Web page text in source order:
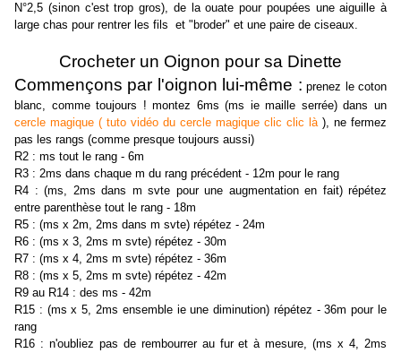
N°2,5 (sinon c'est trop gros), de la ouate pour poupées une aiguille à
large chas pour rentrer les fils et "broder" et une paire de ciseaux.
Crocheter un Oignon pour sa Dinette
Commençons par l'oignon lui-même : prenez le coton
blanc, comme toujours ! montez 6ms (ms ie maille serrée) dans un
cercle magique ( tuto vidéo du cercle magique clic clic là), ne fermez
pas les rangs (comme presque toujours aussi)
R2 : ms tout le rang - 6m
R3 : 2ms dans chaque m du rang précédent - 12m pour le rang
R4 : (ms, 2ms dans m svte pour une augmentation en fait) répétez
entre parenthèse tout le rang - 18m
R5 : (ms x 2m, 2ms dans m svte) répétez - 24m
R6 : (ms x 3, 2ms m svte) répétez - 30m
R7 : (ms x 4, 2ms m svte) répétez - 36m
R8 : (ms x 5, 2ms m svte) répétez - 42m
R9 au R14 : des ms - 42m
R15 : (ms x 5, 2ms ensemble ie une diminution) répétez - 36m pour le
rang
R16 : n'oubliez pas de rembourrer au fur et à mesure, (ms x 4, 2ms